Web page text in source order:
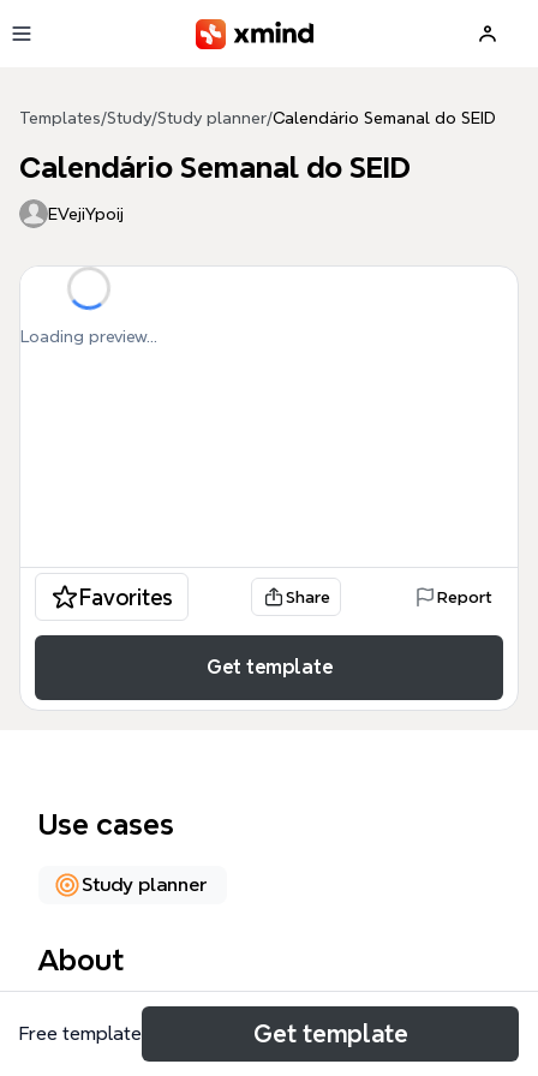
Templates/Study/Study planner/Calendário Semanal do SEID
Calendário Semanal do SEID
EVejiYpoij
Loading preview...
Favorites Share Report
Get template
Use cases
Study planner
About
O Calendário Semanal do SEID é um template de
mind map para organizar as atividades acadêmicas
Free template Get template